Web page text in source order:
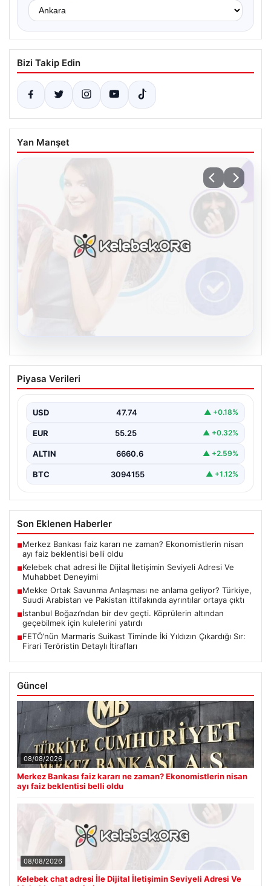
Bizi Takip Edin
Yan Manşet
Kelebek chat adresi İle Dijital İletişimin
Seviyeli Adresi Ve Muhabbet Deneyimi
bağlantı sağlaması ciddi bir hassasiyet ifade etmektedir.
Halen…
Piyasa Verileri
USD 47.74 ▲ +0.18%
EUR 55.25 ▲ +0.32%
ALTIN 6660.6 ▲ +2.59%
BTC 3094155 ▲ +1.12%
Son Eklenen Haberler
■Merkez Bankası faiz kararı ne zaman? Ekonomistlerin nisan
ayı faiz beklentisi belli oldu
■Kelebek chat adresi İle Dijital İletişimin Seviyeli Adresi Ve
Muhabbet Deneyimi
■Mekke Ortak Savunma Anlaşması ne anlama geliyor? Türkiye,
Suudi Arabistan ve Pakistan ittifakında ayrıntılar ortaya çıktı
■İstanbul Boğazı’ndan bir dev geçti. Köprülerin altından
geçebilmek için kulelerini yatırdı
■FETÖ’nün Marmaris Suikast Timinde İki Yıldızın Çıkardığı Sır:
Firari Teröristin Detaylı İtirafları
Güncel
08/08/2026
Merkez Bankası faiz kararı ne zaman? Ekonomistlerin nisan
ayı faiz beklentisi belli oldu
08/08/2026
Kelebek chat adresi İle Dijital İletişimin Seviyeli Adresi Ve